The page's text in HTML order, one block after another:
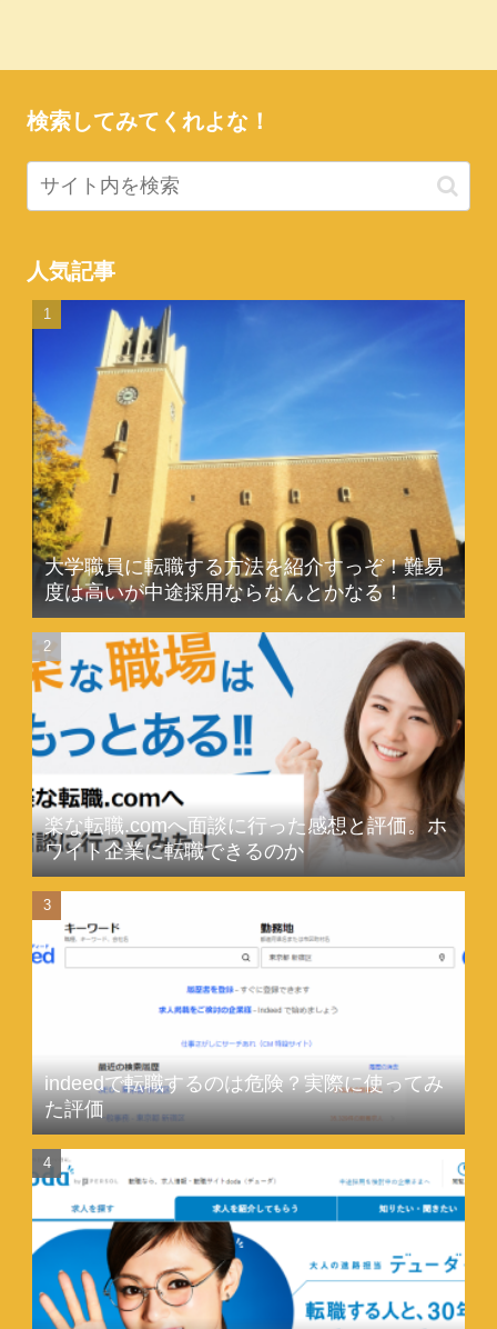
検索してみてくれよな！
人気記事
大学職員に転職する方法を紹介すっぞ！難易
度は高いが中途採用ならなんとかなる！
楽な転職.comへ面談に行った感想と評価。ホ
ワイト企業に転職できるのか
indeedで転職するのは危険？実際に使ってみ
た評価